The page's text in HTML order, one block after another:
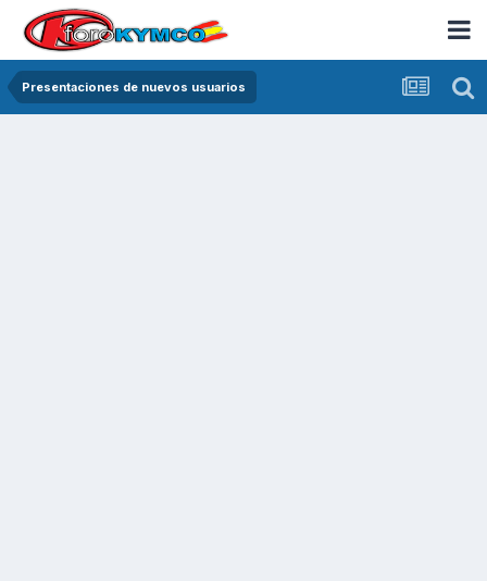
Presentaciones de nuevos usuarios